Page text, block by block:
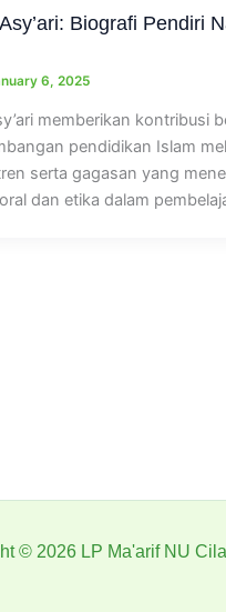
Biografi Pendiri
6, 2025
memberikan kontribusi
pendidikan Islam
serta gagasan yang
dan etika dalam
© 2026 LP Ma'arif NU